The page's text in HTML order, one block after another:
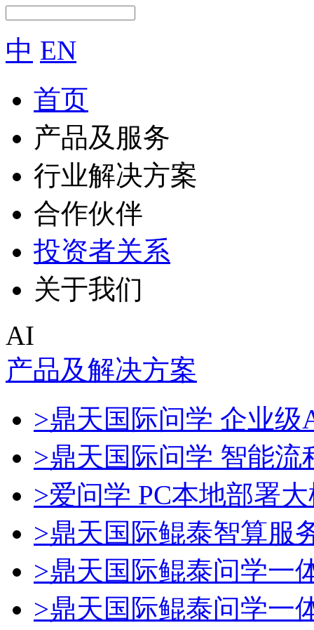
中 EN
首页
产品及服务
行业解决方案
合作伙伴
投资者关系
关于我们
AI
产品及解决方案
>鼎天国际问学 企业级
>鼎天国际问学 智能流
>爱问学 PC本地部署
>鼎天国际鲲泰智算服
>鼎天国际鲲泰问学一
>鼎天国际鲲泰问学一